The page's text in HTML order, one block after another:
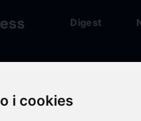
i cookies
Digest